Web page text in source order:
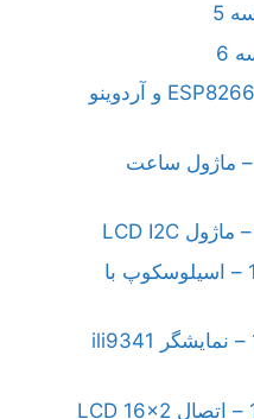
ریموت آنلاین اینترنتی با ESP8266 و آردوینو
آموزش آردوینو جلسه 8 – ماژول ساعت
آموزش آردوینو جلسه 10 – اسیلوسکوپ با
آموزش آردوینو جلسه 11 – نمایشگر ili9341